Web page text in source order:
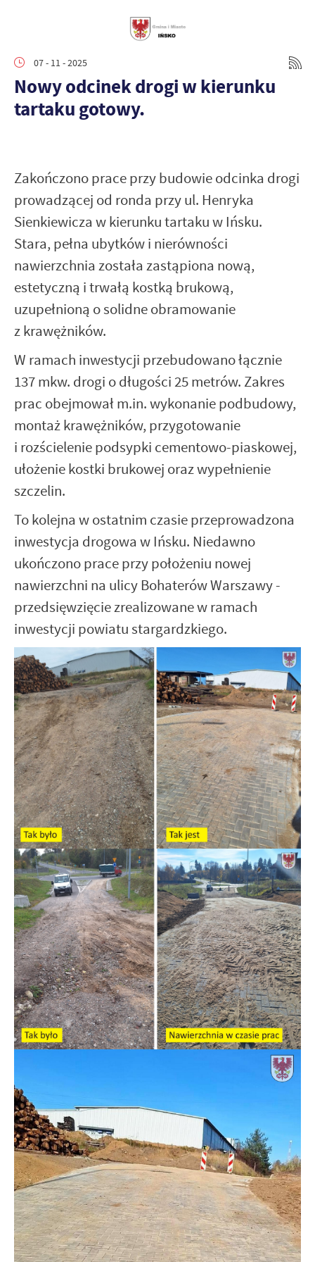
07 - 11 - 2025
Nowy odcinek drogi w kierunku
tartaku gotowy.
Zakończono prace przy budowie odcinka drogi
prowadzącej od ronda przy ul. Henryka
Sienkiewicza w kierunku tartaku w Ińsku.
Stara, pełna ubytków i nierówności
nawierzchnia została zastąpiona nową,
estetyczną i trwałą kostką brukową,
uzupełnioną o solidne obramowanie
z krawężników.
W ramach inwestycji przebudowano łącznie
137 mkw. drogi o długości 25 metrów. Zakres
prac obejmował m.in. wykonanie podbudowy,
montaż krawężników, przygotowanie
i rozścielenie podsypki cementowo-piaskowej,
ułożenie kostki brukowej oraz wypełnienie
szczelin.
To kolejna w ostatnim czasie przeprowadzona
inwestycja drogowa w Ińsku. Niedawno
ukończono prace przy położeniu nowej
nawierzchni na ulicy Bohaterów Warszawy -
przedsięwzięcie zrealizowane w ramach
inwestycji powiatu stargardzkiego.